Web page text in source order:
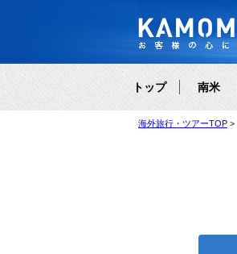
トップ 南米
海外旅行・ツアーTOP